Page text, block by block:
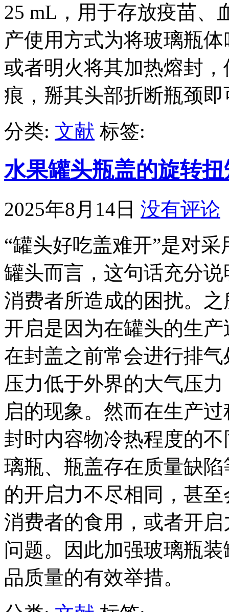
25 mL，用于存放疫苗、
产使用方式为将玻璃瓶
或者明火将其加热熔封
痕，掰其头部折断瓶颈
分类: 文献 标签:
水果罐头瓶盖的旋转
2025年8月14日 没有评论
“罐头好吃盖难开”是对
罐头而言，这句话充分
消费者所造成的困扰。
开启是因为在罐头的生
在封盖之前常会进行排
压力低于外界的大气压
启的现象。然而在生产
封时内容物冷热程度的
璃瓶、瓶盖存在质量缺
的开启力不尽相同，甚
消费者的食用，或者开
问题。因此加强玻璃瓶
品质量的有效举措。